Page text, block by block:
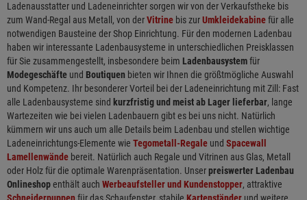
Ladenausstatter und Ladeneinrichter sorgen wir von der Verkaufstheke bis
zum Wand-Regal aus Metall, von derVitrine bis zurUmkleidekabinefür alle
notwendigen Bausteine der Shop Einrichtung. Für den modernen Ladenbau
haben wir interessante Ladenbausysteme in unterschiedlichen Preisklassen
für Sie zusammengestellt, insbesondere beim Ladenbausystemfür
Modegeschäfte und Boutiquen bieten wir Ihnen die größtmögliche Auswahl
und Kompetenz. Ihr besonderer Vorteil bei der Ladeneinrichtung mit Zill: Fast
alle Ladenbausysteme sind kurzfristig und meist ab Lager lieferbar, lange
Wartezeiten wie bei vielen Ladenbauern gibt es bei uns nicht. Natürlich
kümmern wir uns auch um alle Details beim Ladenbau und stellen wichtige
Ladeneinrichtungs-Elemente wie Tegometall-Regale und Spacewall
Lamellenwände bereit. Natürlich auch Regale und Vitrinen aus Glas, Metall
oder Holz für die optimale Warenpräsentation. Unserpreiswerter Ladenbau
Onlineshopenthält auch Werbeaufsteller und Kundenstopper, attraktive